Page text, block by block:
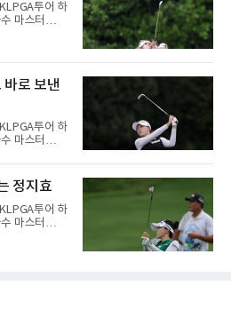
투어 하
마스터
다.8일 현재
선이 1번 홀
로 보낸
투어 하
마스터
리 골프앤리조
다.8일 현재
름이 1번 홀
정지효
투어 하
마스터